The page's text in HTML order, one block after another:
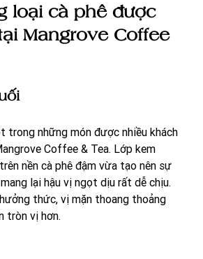
loại cà phê được
Mangrove Coffee
trong những món được nhiều khách
Coffee & Tea. Lớp kem
nền cà phê đậm vừa tạo nên sự
lại hậu vị ngọt dịu rất dễ chịu.
thức, vị mặn thoang thoảng
tròn vị hơn.